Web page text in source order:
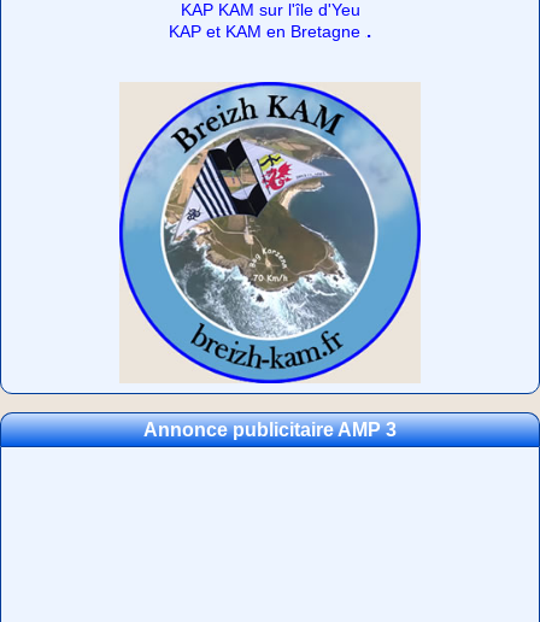
KAP KAM sur l'île d'Yeu
KAP et KAM en Bretagne .
Annonce publicitaire AMP 3